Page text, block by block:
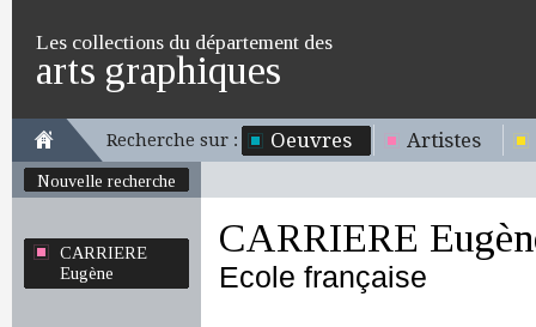
Les collections du département des
arts graphiques
Recherche sur : Oeuvres Artistes
Nouvelle recherche
CARRIERE
Eugène
CARRIERE
Ecole française